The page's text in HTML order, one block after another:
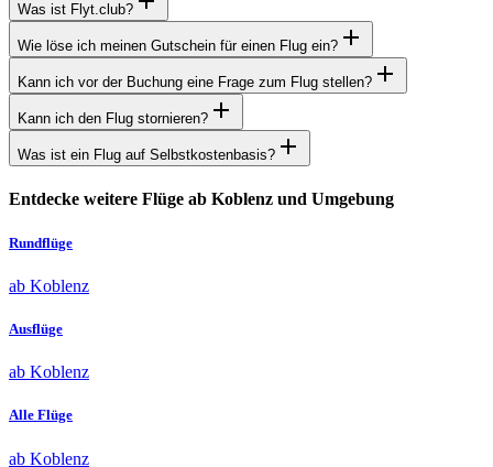
Was ist Flyt.club?
Wie löse ich meinen Gutschein für einen Flug ein?
Kann ich vor der Buchung eine Frage zum Flug stellen?
Kann ich den Flug stornieren?
Was ist ein Flug auf Selbstkostenbasis?
Entdecke weitere Flüge ab Koblenz und Umgebung
Rundflüge
ab Koblenz
Ausflüge
ab Koblenz
Alle Flüge
ab Koblenz